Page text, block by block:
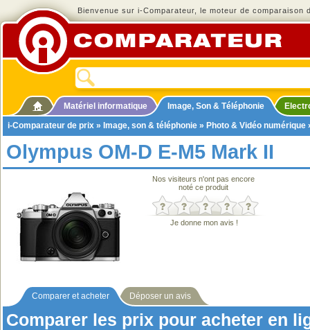
Bienvenue sur i-Comparateur, le moteur de comparaison
Matériel informatique Image, Son & Téléphonie
i-Comparateur de prix » Image, son & téléphonie » Photo & Vidéo numérique
Olympus OM-D E-M5 Mark II
Nos visiteurs n'ont pas encore
noté ce produit
Je donne mon avis !
Comparer et acheter Déposer un avis
Comparer les prix pour acheter en